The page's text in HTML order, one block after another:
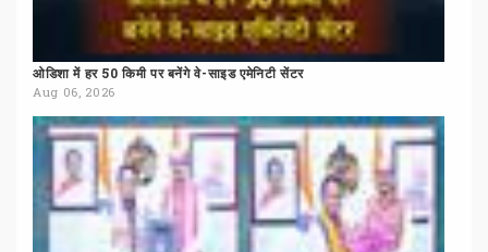
ओडिशा में हर 50 किमी पर बनेंगे वे-साइड एमेनिटी सेंटर
Aug 06, 2026